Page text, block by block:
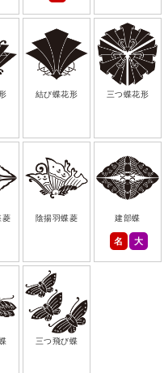
結び蝶花形 三つ蝶花形
菱 陰揚羽蝶菱 建部蝶
名 大
三つ飛び蝶